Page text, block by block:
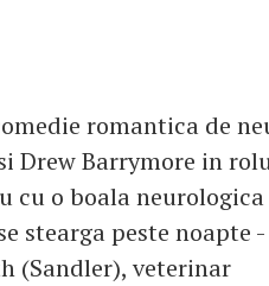
romantica de
Drew Barrymore in
cu o boala neurologica
stearga peste noapte -
(Sandler), veterinar